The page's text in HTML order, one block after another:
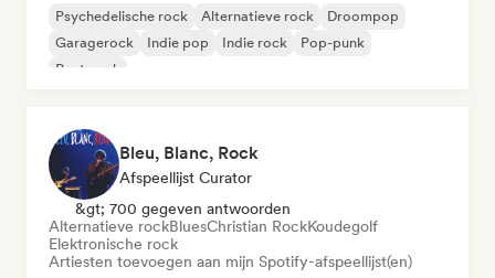
Psychedelische rock Alternatieve rock
Droompop
Garagerock
Indie pop Indie rock
Pop-punk
Post punk
Bleu, Blanc, Rock
Afspeellijst Curator
&gt; 700 gegeven antwoorden
Alternatieve rockBluesChristian RockKoudegolf
Elektronische rock
Artiesten toevoegen aan mijn Spotify-afspeellijst(en)